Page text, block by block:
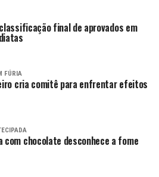
final de aprovados em
FÚRIA
cria comitê para enfrentar efeitos
com chocolate desconhece a fome